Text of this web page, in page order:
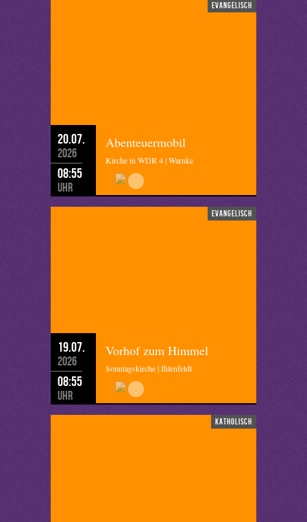
evangelisch
20.07.
2026
08:55
Uhr
Abenteuermobil
Kirche in WDR 4 | Warnke
evangelisch
19.07.
2026
08:55
Uhr
Vorhof zum Himmel
Sonntagskirche | Ihlenfeldt
katholisch